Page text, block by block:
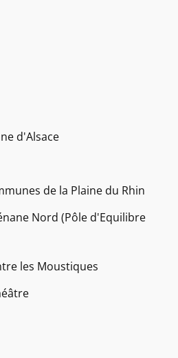
d'Alsace
de la Plaine du Rhin
Nord (Pôle d'Equilibre
les Moustiques